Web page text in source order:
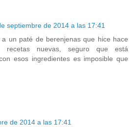
septiembre de 2014 a las 17:41
un paté de berenjenas que hice hace
recetas nuevas, seguro que está
esos ingredientes es imposible que
de 2014 a las 17:41